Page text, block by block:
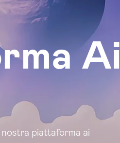
Ai
piattaforma ai